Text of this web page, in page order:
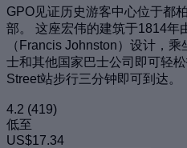
GPO见证历史游客中心位于都
部。 这座宏伟的建筑于1814年
（Francis Johnston）设计，
士和其他国家巴士公司即可轻
Street站步行三分钟即可到达。
4.2 (419)
低至
US$17.34